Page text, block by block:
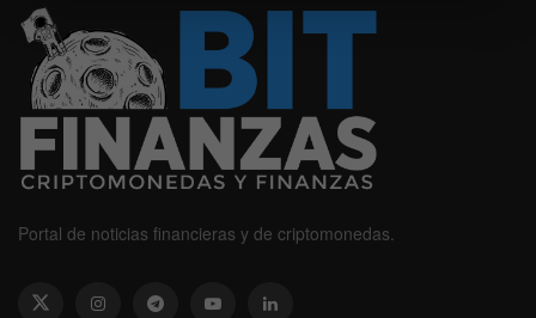
Portal de noticias financieras y de criptomonedas.